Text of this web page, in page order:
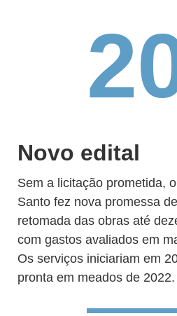
Novo edital
Sem a licitação prometida,
Santo fez nova promessa
retomada das obras até
com gastos avaliados em
Os serviços iniciariam em
pronta em meados de 2022.